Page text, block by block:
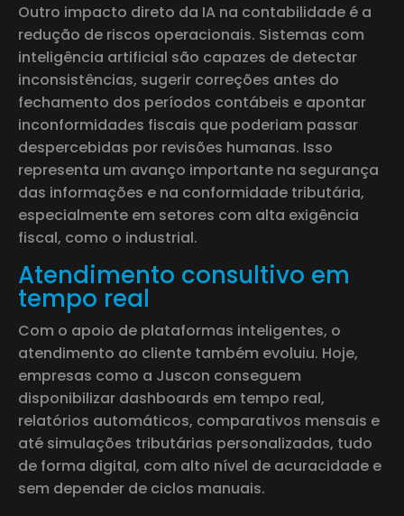
Outro impacto direto da IA na contabilidade é a
redução de riscos operacionais. Sistemas com
inteligência artificial são capazes de detectar
inconsistências, sugerir correções antes do
fechamento dos períodos contábeis e apontar
inconformidades fiscais que poderiam passar
despercebidas por revisões humanas. Isso
representa um avanço importante na segurança
das informações e na conformidade tributária,
especialmente em setores com alta exigência
fiscal, como o industrial.
Atendimento consultivo em
tempo real
Com o apoio de plataformas inteligentes, o
atendimento ao cliente também evoluiu. Hoje,
empresas como a Juscon conseguem
disponibilizar dashboards em tempo real,
relatórios automáticos, comparativos mensais e
até simulações tributárias personalizadas, tudo
de forma digital, com alto nível de acuracidade e
sem depender de ciclos manuais.